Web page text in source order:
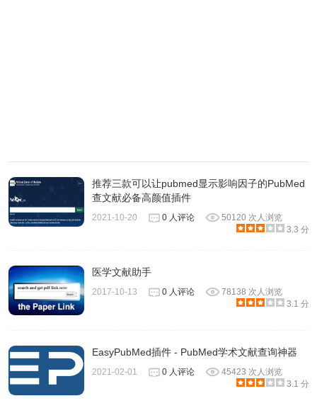
如果本地的NoteExpress程序没有启动，点击插件时会启动
本地NoteExpress程序。这类操作需要用户授权才能执行。
如果您遇到如下的提示，请先勾选“记住我对此类链接的选
推荐三款可以让pubmed显示影响因子的PubMed
查文献必备高颜值插件
2021-10-20 0 人评论
50120 次人浏览
3.3 分
医学文献助手
2017-10-13 0 人评论
78138 次人浏览
3.1 分
EasyPubMed插件 - PubMed学术文献查询神器
2021-02-01 0 人评论
45423 次人浏览
3.1 分